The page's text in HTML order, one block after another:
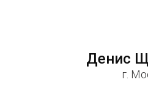
Денис
г.